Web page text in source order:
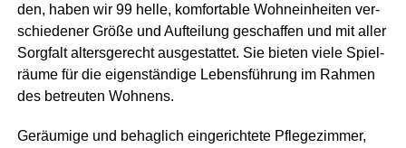
den, haben wir 99 hel­le, kom­for­ta­ble Wohn­ein­hei­ten ver­
schie­de­ner Grö­ße und Auf­tei­lung geschaf­fen und mit aller
Sorg­falt alters­ge­recht aus­ge­stat­tet. Sie bie­ten vie­le Spiel­
räu­me für die eigen­stän­di­ge Lebens­füh­rung im Rah­men
des betreu­ten Wohnens.
Geräu­mi­ge und behag­lich ein­ge­rich­te­te Pfle­ge­zim­mer,